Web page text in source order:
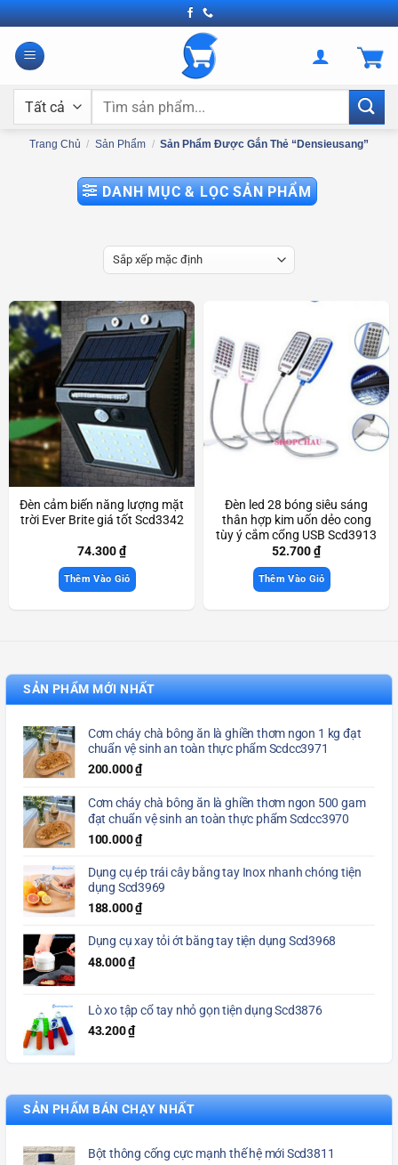
Bỏ
qua
nội
Tìm
Trang Chủ / Sản Phẩm / Sản Phẩm Được Gắn Thẻ “densieusang”
DANH MỤC & LỌC SẢN PHẨM
Đèn cảm biến năng lượng mặt
trời Ever Brite giá tốt Scd3342
74.300₫
Thêm Vào Giỏ
Đèn led 28 bóng siêu sáng
thân hợp kim uốn dẻo cong
tùy ý cắm cổng USB Scd3913
52.700₫
Thêm Vào Giỏ
SẢN PHẨM MỚI NHẤT
Cơm cháy chà bông ăn là ghiền thơm ngon 1 kg đạt
chuẩn vệ sinh an toàn thực phẩm Scdcc3971
200.000₫
Cơm cháy chà bông ăn là ghiền thơm ngon 500 gam
đạt chuẩn vệ sinh an toàn thực phẩm Scdcc3970
100.000₫
Dụng cụ ép trái cây bằng tay Inox nhanh chóng tiện
dụng Scd3969
188.000₫
Dụng cụ xay tỏi ớt bằng tay tiện dụng Scd3968
48.000₫
Lò xo tập cổ tay nhỏ gọn tiện dụng Scd3876
43.200₫
SẢN PHẨM BÁN CHẠY NHẤT
Bột thông cống cực mạnh thế hệ mới Scd3811